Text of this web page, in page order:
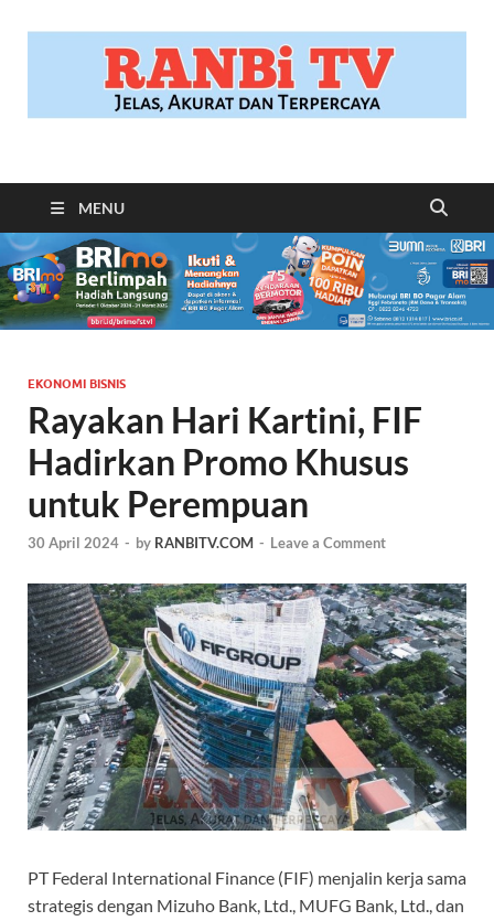
RANBITV.COM
MENU
EKONOMI BISNIS
Rayakan Hari Kartini, FIF
Hadirkan Promo Khusus
untuk Perempuan
30 April 2024 - by RANBITV.COM - Leave a Comment
PT Federal International Finance (FIF) menjalin kerja sama
strategis dengan Mizuho Bank, Ltd., MUFG Bank, Ltd., dan